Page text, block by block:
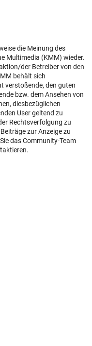
die Meinung des
Multimedia (KMM) wieder.
der Betreiber von den
behält sich
verstoßende, den guten
bzw. dem Ansehen von
diesbezüglichen
User geltend zu
Rechtsverfolgung zu
zur Anzeige zu
das Community-Team